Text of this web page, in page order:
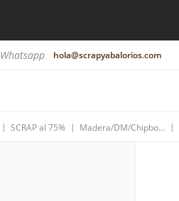
Whatsapp hola@scrapyabalorios.com
| SCRAP al 75% | Madera/DM/Chipboard |